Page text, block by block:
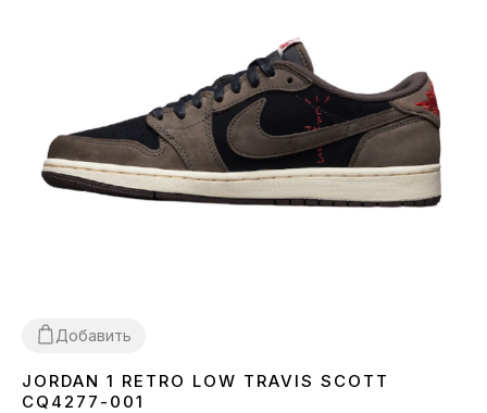
Добавить
36373841 4243 44
JORDAN 1 RETRO LOW TRAVIS SCOTT
CQ4277-001